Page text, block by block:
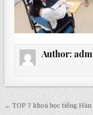
Author:
Post
← TOP 7 khoá học tiếng